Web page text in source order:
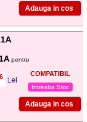
pentru
COMPATIBIL
Intreaba Stoc
Lei